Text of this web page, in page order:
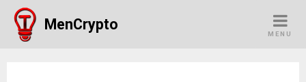
Skip
content
MenCrypto
MENU